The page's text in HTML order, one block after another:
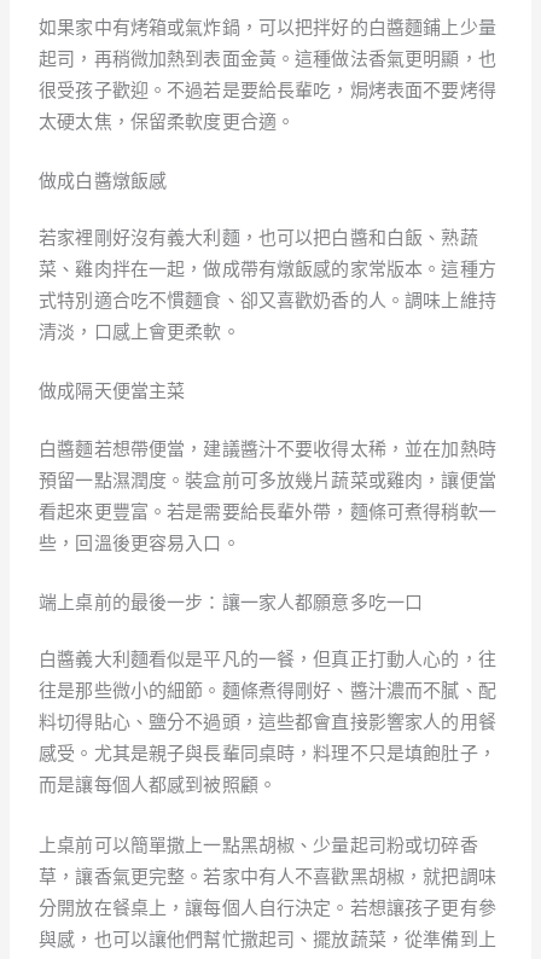
如果家中有烤箱或氣炸鍋，可以把拌好的白醬麵鋪上少量
起司，再稍微加熱到表面金黃。這種做法香氣更明顯，也
很受孩子歡迎。不過若是要給長輩吃，焗烤表面不要烤得
太硬太焦，保留柔軟度更合適。
做成白醬燉飯感
若家裡剛好沒有義大利麵，也可以把白醬和白飯、熟蔬
菜、雞肉拌在一起，做成帶有燉飯感的家常版本。這種方
式特別適合吃不慣麵食、卻又喜歡奶香的人。調味上維持
清淡，口感上會更柔軟。
做成隔天便當主菜
白醬麵若想帶便當，建議醬汁不要收得太稀，並在加熱時
預留一點濕潤度。裝盒前可多放幾片蔬菜或雞肉，讓便當
看起來更豐富。若是需要給長輩外帶，麵條可煮得稍軟一
些，回溫後更容易入口。
端上桌前的最後一步：讓一家人都願意多吃一口
白醬義大利麵看似是平凡的一餐，但真正打動人心的，往
往是那些微小的細節。麵條煮得剛好、醬汁濃而不膩、配
料切得貼心、鹽分不過頭，這些都會直接影響家人的用餐
感受。尤其是親子與長輩同桌時，料理不只是填飽肚子，
而是讓每個人都感到被照顧。
上桌前可以簡單撒上一點黑胡椒、少量起司粉或切碎香
草，讓香氣更完整。若家中有人不喜歡黑胡椒，就把調味
分開放在餐桌上，讓每個人自行決定。若想讓孩子更有參
與感，也可以讓他們幫忙撒起司、擺放蔬菜，從準備到上